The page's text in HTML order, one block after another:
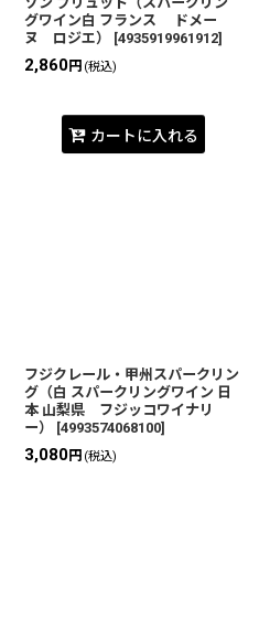
グワイン白 フランス ドメー
ヌ ロジエ）
[4935919961912]
2,860円 (税込)
カートに入れる
フジクレール・甲州スパークリン
グ（白 スパークリングワイン 日
本 山梨県 フジッコワイナリ
ー）
[4993574068100]
3,080円 (税込)